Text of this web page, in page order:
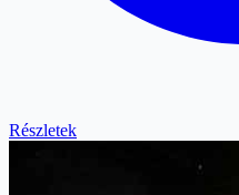
Részletek